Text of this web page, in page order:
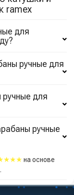
ramex
для
ручные для
ручные для
ручные
на основе